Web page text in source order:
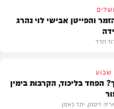
והפייטן אבישי לוי נהרג
חדד
שבוע
הפחד בליכוד, הקרבות בימין
זיסמן, יתד נאמן